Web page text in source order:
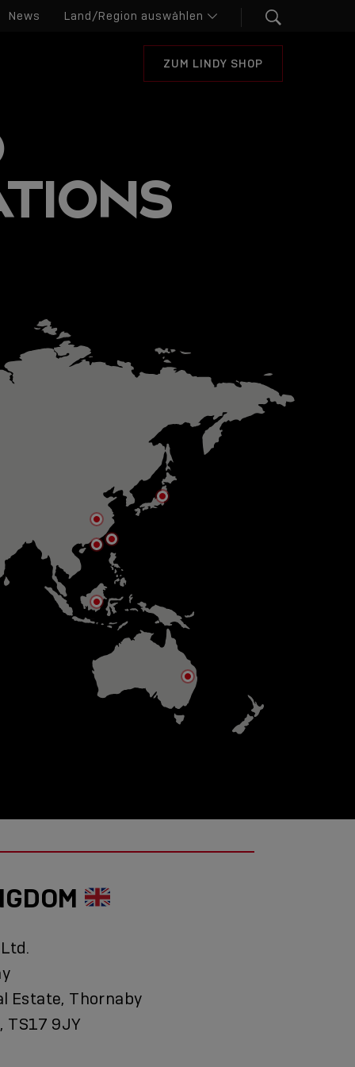
News
ZUM LINDY SHOP
Estate, Thornaby
TS17 9JY